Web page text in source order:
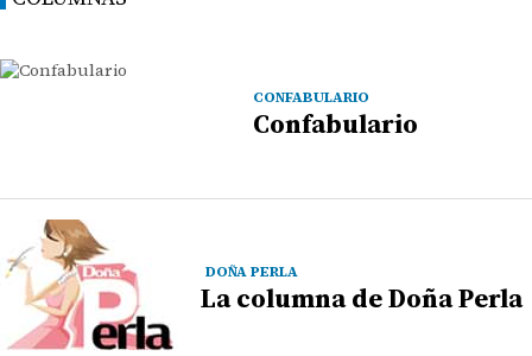
CONFABULARIO
Confabulario
DOÑA PERLA
La columna de Doña Perla